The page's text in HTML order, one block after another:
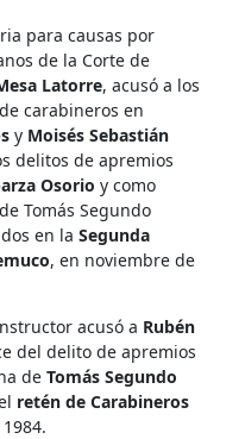
para causas por
de la Corte de
Latorre, acusó a los
carabineros en
y Moisés Sebastián
delitos de apremios
Osorio y como
Tomás Segundo
en la Segunda
, en noviembre de
acusó a Rubén
del delito de apremios
de Tomás Segundo
retén de Carabineros